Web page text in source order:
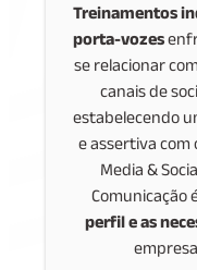
Treinamentos
porta-vozes
se relacionar
canais de
estabelecendo
e assertiva
Media &
Comunicação
perfil e as